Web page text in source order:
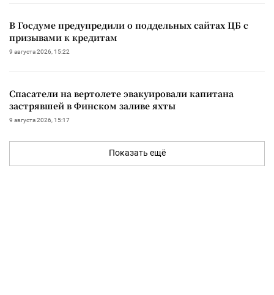
В Госдуме предупредили о поддельных сайтах ЦБ с
призывами к кредитам
9 августа 2026, 15:22
Спасатели на вертолете эвакуировали капитана
застрявшей в Финском заливе яхты
9 августа 2026, 15:17
Показать ещё